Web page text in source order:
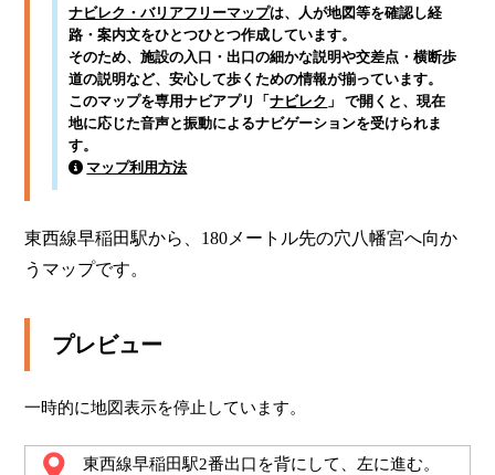
ナビレク・バリアフリーマップは、人が地図等を確認し経
路・案内文をひとつひとつ作成しています。
そのため、施設の入口・出口の細かな説明や交差点・横断歩
道の説明など、安心して歩くための情報が揃っています。
このマップを専用ナビアプリ「ナビレク 」 で開くと、現在
地に応じた音声と振動によるナビゲーションを受けられま
す。
マップ利用方法
東西線早稲田駅から、180メートル先の穴八幡宮へ向か
うマップです。
プレビュー
一時的に地図表示を停止しています。
東西線早稲田駅2番出口を背にして、左に進む。